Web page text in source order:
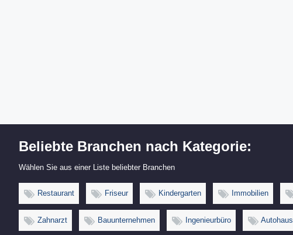
Beliebte Branchen nach Kategorie:
Wählen Sie aus einer Liste beliebter Branchen
Restaurant Friseur Kindergarten Immobilien
Zahnarzt Bauunternehmen Ingenieurbüro Autohaus